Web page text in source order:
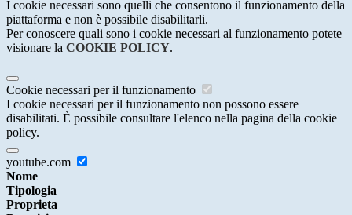
I cookie necessari sono quelli che consentono il funzionamento della
piattaforma e non è possibile disabilitarli.
Per conoscere quali sono i cookie necessari al funzionamento potete
visionare la COOKIE POLICY.
Cookie necessari per il funzionamento
I cookie necessari per il funzionamento non possono essere
disabilitati. È possibile consultare l'elenco nella pagina della cookie
policy.
youtube.com
Nome
Tipologia
Proprieta